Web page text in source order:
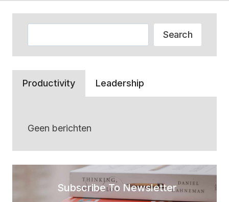
Search
Productivity Leadership
Geen berichten
Subscribe To Newsletter